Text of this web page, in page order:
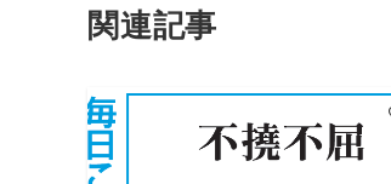
関連記事